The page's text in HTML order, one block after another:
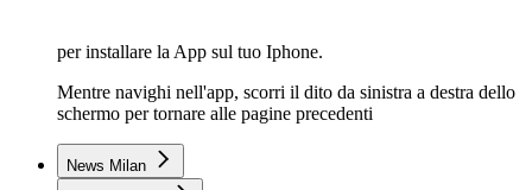
per installare la App sul tuo Iphone.
Mentre navighi nell'app, scorri il dito da sinistra a destra dello
schermo per tornare alle pagine precedenti
News Milan